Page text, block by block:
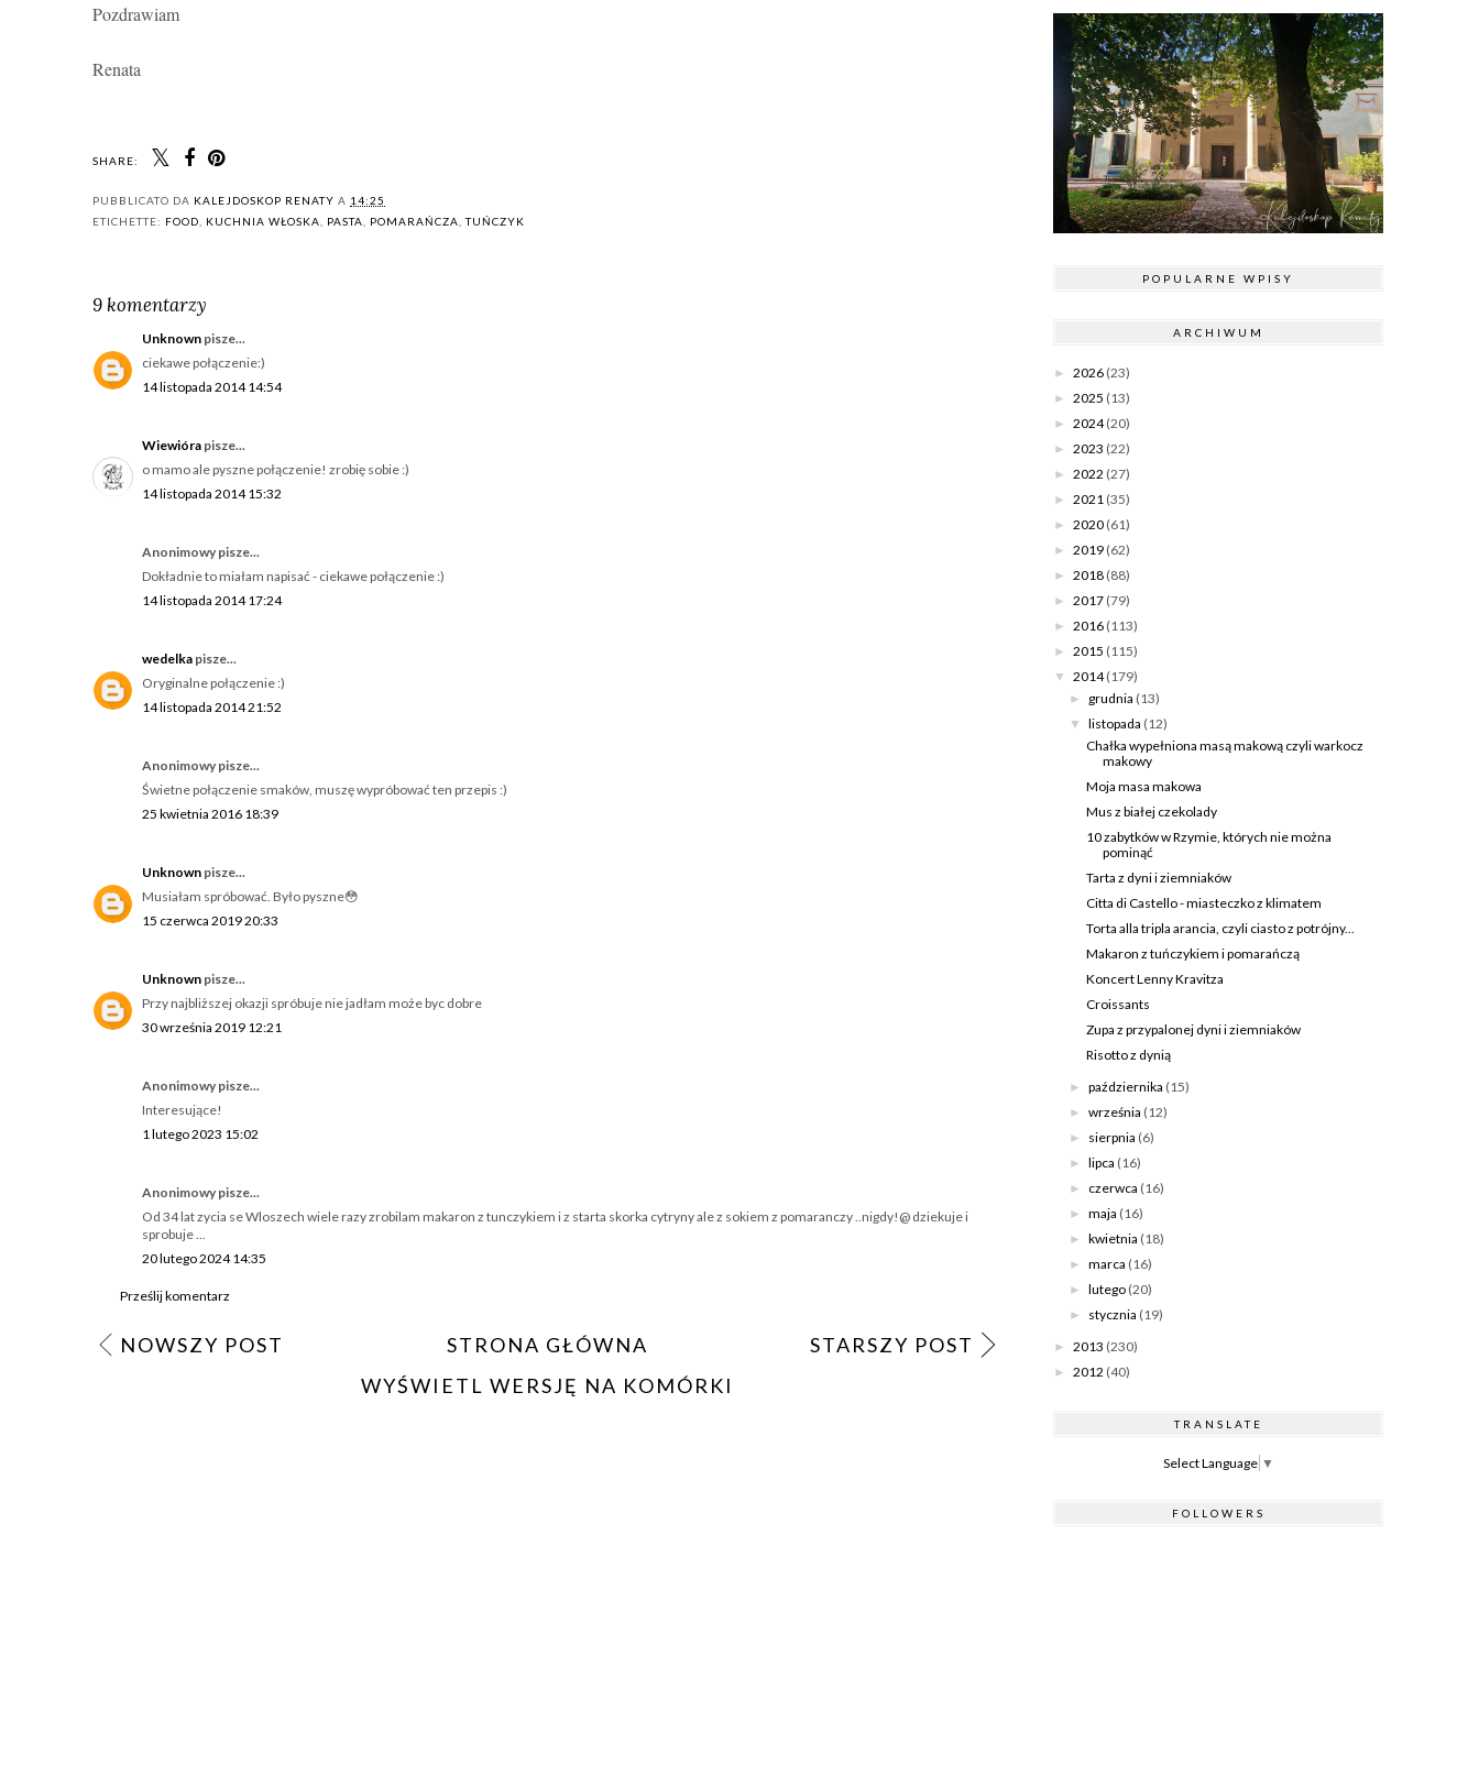
Pozdrawiam
Renata
SHARE:
PUBBLICATO DA KALEJDOSKOP RENATY A 14:25
ETICHETTE: FOOD KUCHNIA WŁOSKA PASTA POMARAŃCZA ,TUŃCZYK
9 komentarzy
Unknown pisze...
ciekawe połączenie:)
14 listopada 2014 14:54
Wiewióra pisze...
o mamo ale pyszne połączenie! zrobię sobie :)
14 listopada 2014 15:32
Anonimowy pisze...
Dokładnie to miałam napisać - ciekawe połączenie :)
14 listopada 2014 17:24
wedelka pisze...
Oryginalne połączenie :)
14 listopada 2014 21:52
Anonimowy pisze...
Świetne połączenie smaków, muszę wypróbować ten przepis :)
25 kwietnia 2016 18:39
Unknown pisze...
Musiałam spróbować. Było pyszne😳
15 czerwca 2019 20:33
Unknown pisze...
Przy najbliższej okazji spróbuje nie jadłam może byc dobre
30 września 2019 12:21
Anonimowy pisze...
Interesujące!
1 lutego 2023 15:02
Anonimowy pisze...
Od 34 lat zycia se Wloszech wiele razy zrobilam makaron z tunczykiem i z starta skorka cytryny ale z sokiem z pomaranczy ..nigdy!@ dziekuje i
sprobuje ...
20 lutego 2024 14:35
Prześlij komentarz
NOWSZY POST STARSZY POST
STRONA GŁÓWNA
WYŚWIETL WERSJĘ NA KOMÓRKI
POPULARNE WPISY
ARCHIWUM
► 2026 (23)
► 2025 (13)
► 2024 (20)
► 2023 (22)
► 2022 (27)
► 2021 (35)
► 2020 (61)
► 2019 (62)
► 2018 (88)
► 2017 (79)
► 2016 (113)
► 2015 (115)
▼ 2014 (179)
► grudnia (13)
▼ listopada (12)
Chałka wypełniona masą makową czyli warkocz
makowy
Moja masa makowa
Mus z białej czekolady
10 zabytków w Rzymie, których nie można
pominąć
Tarta z dyni i ziemniaków
Citta di Castello - miasteczko z klimatem
Torta alla tripla arancia, czyli ciasto z potrójny...
Makaron z tuńczykiem i pomarańczą
Koncert Lenny Kravitza
Croissants
Zupa z przypalonej dyni i ziemniaków
Risotto z dynią
►października (15)
►września (12)
► sierpnia (6)
►lipca (16)
► czerwca (16)
►maja (16)
►kwietnia (18)
►marca (16)
►lutego (20)
► stycznia (19)
► 2013 (230)
► 2012 (40)
TRANSLATE
Select Language ▼
FOLLOWERS